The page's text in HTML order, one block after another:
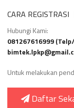
CARA REGISTRASI
Hubungi Kami:
081267616999
Untuk melakukan
Daftar